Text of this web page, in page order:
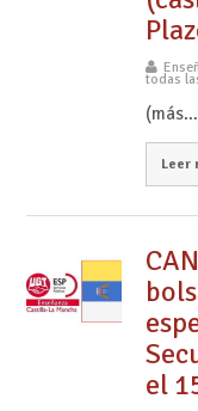
todas
Leer
el